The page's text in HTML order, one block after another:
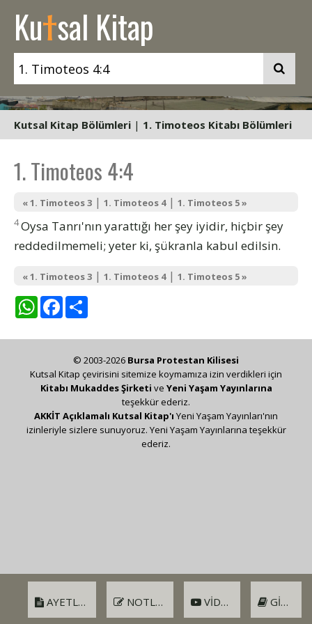
Kutsal Kitap
Kutsal Kitap Bölümleri | 1. Timoteos Kitabı Bölümleri
1. Timoteos 4:4
« 1. Timoteos 3 | 1. Timoteos 4| 1. Timoteos 5 »
4Oysa Tanrı'nın yarattığı her şey iyidir, hiçbir şey
reddedilmemeli; yeter ki, şükranla kabul edilsin.
« 1. Timoteos 3 | 1. Timoteos 4| 1. Timoteos 5 »
WhatsAppFacebook
AYETLER NOTLAR VIDEO GIRIŞ
© 2003-2026 Bursa Protestan Kilisesi
Kutsal Kitap çevirisini sitemize koymamıza izin verdikleri için
Kitabı Mukaddes Şirketi ve Yeni Yaşam Yayınlarına
teşekkür ederiz.
AKKİT Açıklamalı Kutsal Kitap'ı Yeni Yaşam Yayınları'nın
izinleriyle sizlere sunuyoruz. Yeni Yaşam Yayınlarına teşekkür
ederiz.